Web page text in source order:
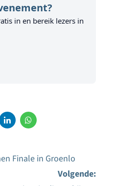
in en bereik lezers in
Finale in Groenlo
Volgende: